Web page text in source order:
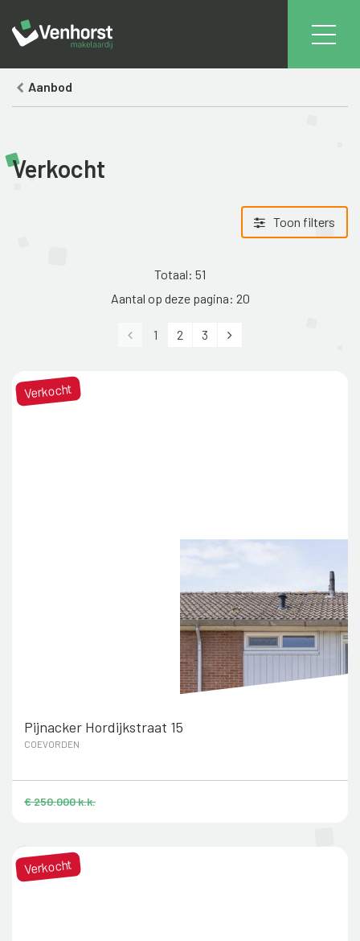
HomeAanbod
Verkocht
Toon filters
Totaal: 51
Aantal op deze pagina: 20
Vorige
1 2 3 Volgende
Verkocht
Pijnacker Hordijkstraat 15
COEVORDEN
€ 250.000 k.k.
Verkocht